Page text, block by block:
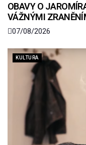
OBAVY O
VÁŽNÝMI
07/08/2026
KULTURA